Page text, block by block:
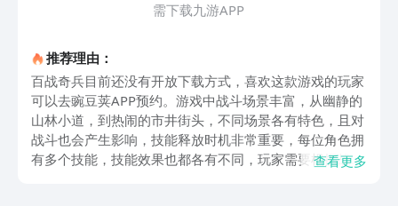
需 下 载 九 游 A P P
推荐理由：
百战奇兵目前还没有开放下载方式，喜欢这款游戏的玩家
可以去豌豆荚APP预约。游戏中战斗场景丰富，从幽静的
山林小道，到热闹的市井街头，不同场景各有特色，且对
战斗也会产生影响，技能释放时机非常重要，每位角色拥
有多个技能，技能效果也都各有不同，玩家需要根据战斗
查看更多